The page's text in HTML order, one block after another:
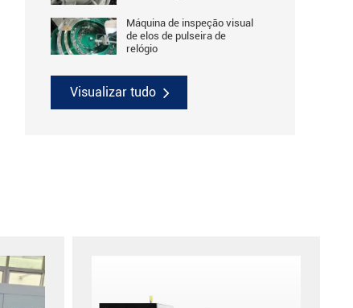
Máquina de inspeção visual
de elos de pulseira de
relógio
Visualizar tudo